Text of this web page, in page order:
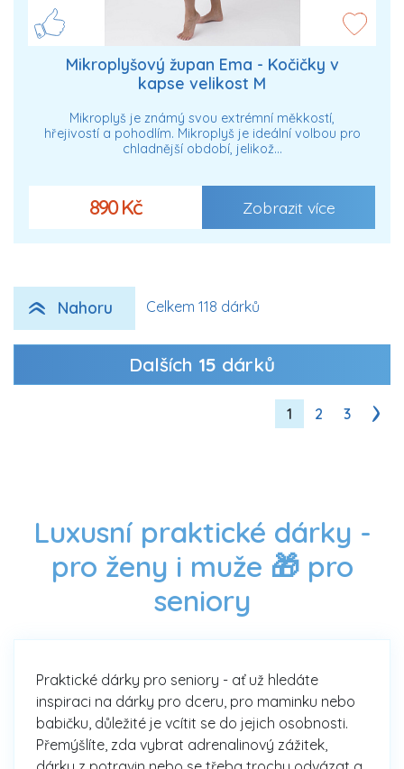
Mikroplyšový župan Ema - Kočičky v
kapse velikost M
Mikroplyš je známý svou extrémní měkkostí,
hřejivostí a pohodlím. Mikroplyš je ideální volbou pro
chladnější období, jelikož…
890 Kč Zobrazit více
Nahoru Celkem 118 dárků
Dalších 15 dárků
1 2 3
Luxusní praktické dárky -
pro ženy i muže 🎁 pro
seniory
Praktické dárky pro seniory - ať už hledáte
inspiraci na dárky pro dceru, pro maminku nebo
babičku, důležité je vcítit se do jejich osobnosti.
Přemýšlíte, zda vybrat adrenalinový zážitek,